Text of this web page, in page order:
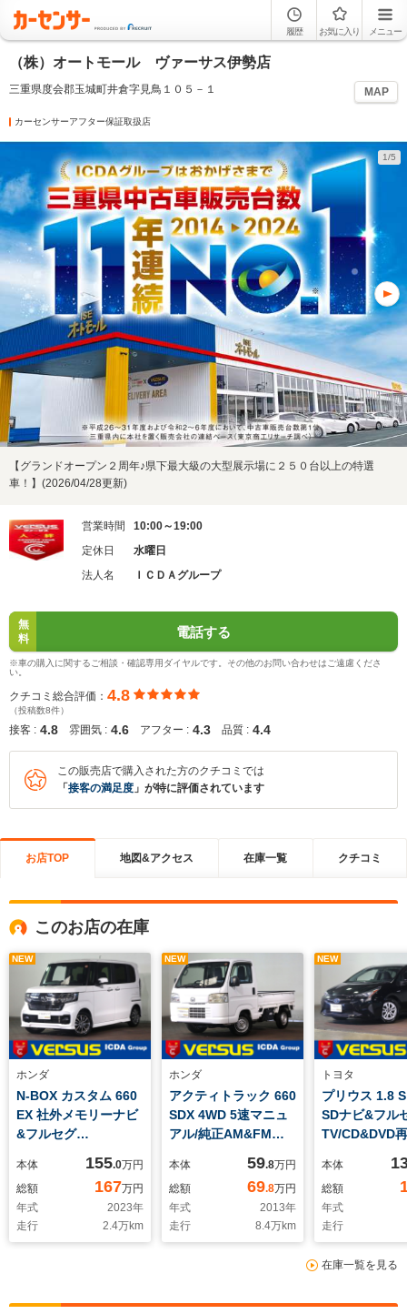
履歴 お気に入り メニュー
（株）オートモール ヴァーサス伊勢店
三重県度会郡玉城町井倉字見鳥１０５－１ MAP
カーセンサーアフター保証取扱店
1/5
【グランドオープン２周年♪県下最大級の大型展示場に２５０台以上の特選
車！】(2026/04/28更新)
営業時間
10:00～19:00
定休日
水曜日
法人名
ＩＣＤＡグループ
無
料
電話する
※車の購入に関するご相談・確認専用ダイヤルです。その他のお問い合わせはご遠慮くださ
い。
クチコミ総合評価： 4.8
（投稿数8件）
接客 : 4.8 雰囲気 : 4.6 アフター : 4.3 品質 : 4.4
この販売店で購入された方のクチコミでは
「 接客の満足度 」が特に評価されています
お店TOP 地図&アクセス 在庫一覧 クチコミ
このお店の在庫
NEW
ホンダ
N-BOX カスタム 660
EX 社外メモリーナビ
&フルセグ
楽録音・ブルートゥー
ス接続/バックカメラ/
インテリキー/両側電
動スライドドア/アダ
プティブクルーズC/シ
グ/純正アルミ/試乗車
本体 155.0万円
総額
167万円
年式
2023年
走行
2.4万km
NEW
ホンダ
アクティトラック 660
SDX 4WD 5速マニュ
アル/純正AM&FMラ
テ/パワーウィンドウ/
運転席エアバッ
グ/ETC/キーレス/3方
開/4WD/ユーザー買取
車
本体 59.8万円
総額
69.8万円
年式
2013年
走行
8.4万km
NEW
トヨタ
プリウス 1.8
SDナビ&フル
TV/CD&DVD
ックカメラ/
テリキー/LED
ライト/トヨタ
ティセンス/プ
シーガラス/純
ンチアルミ/タ
買取車
本体
総額
年式
走行
在庫一覧を見る